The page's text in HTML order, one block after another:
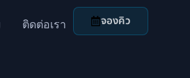
ติดต่อเรา จองคิว